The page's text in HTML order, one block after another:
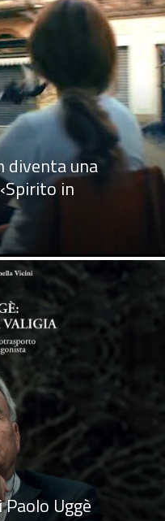
diventa una
in
Uggè